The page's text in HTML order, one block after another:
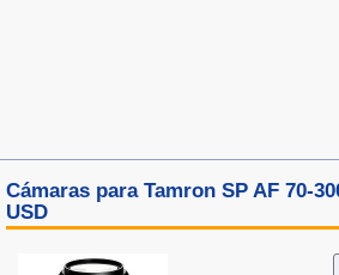
Cámaras para Tamron SP AF 70-
USD